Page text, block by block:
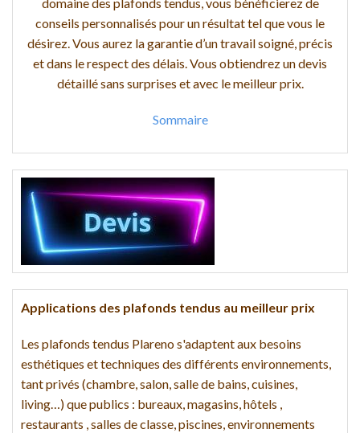
conseils personnalisés pour un résultat tel que vous le
désirez. Vous aurez la garantie d’un travail soigné, précis
et dans le respect des délais. Vous obtiendrez un devis
détaillé sans surprises et avec le meilleur prix.
Sommaire
Applications des plafonds tendus au meilleur prix
Les plafonds tendus Plareno s'adaptent aux besoins
esthétiques et techniques des différents environnements,
tant privés (chambre, salon, salle de bains, cuisines,
living…) que publics : bureaux, magasins, hôtels ,
restaurants , salles de classe, piscines, environnements